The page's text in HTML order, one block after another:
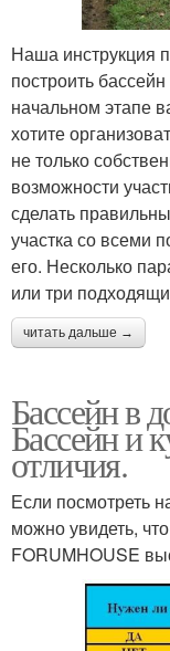
Наша инструкция
построить
начальном этапе
хотите
не только
возможности
сделать
участка со всеми
его. Несколько
или три
читать дальше →
Бассейн в
Бассейн и
отличия.
Если посмотреть
можно увидеть,
FORUMHOUSE